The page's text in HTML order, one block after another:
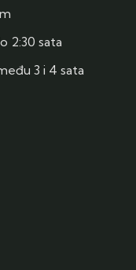
2:30 sata
3 i 4 sata